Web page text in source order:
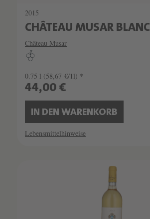
2015
CHÂTEAU MUSAR BLANC
Château Musar
0.75 l (58,67 €/1l) *
44,00 €
IN DEN WARENKORB
Lebensmittelhinweise